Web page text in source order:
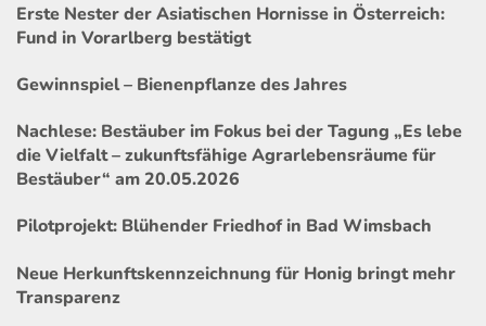
Erste Nester der Asiatischen Hornisse in Österreich:
Fund in Vorarlberg bestätigt
Gewinnspiel – Bienenpflanze des Jahres
Nachlese: Bestäuber im Fokus bei der Tagung „Es lebe
die Vielfalt – zukunftsfähige Agrarlebensräume für
Bestäuber“ am 20.05.2026
Pilotprojekt: Blühender Friedhof in Bad Wimsbach
Neue Herkunftskennzeichnung für Honig bringt mehr
Transparenz